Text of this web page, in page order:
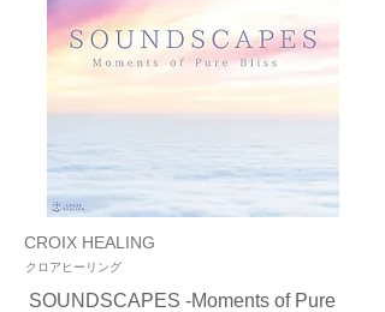
CROIX HEALING
クロアヒーリング
SOUNDSCAPES -Moments of Pure